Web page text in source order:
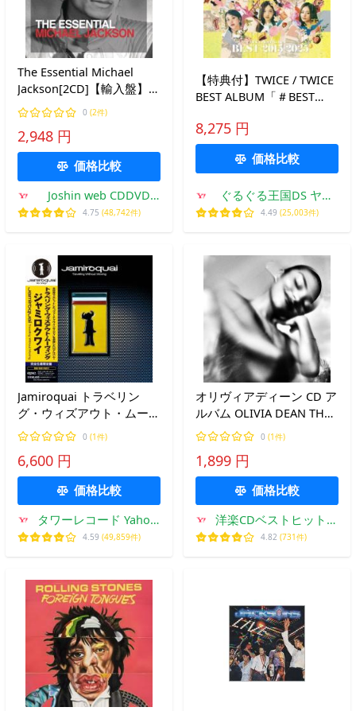
The Essential Michael
Jackson[2CD]【輸入盤】
▼/マイケル・ジャクソン
[CD]【返品種別A】
0 (2件)
2,948 円
価格比較
Joshin web CDDVD
Yahoo!店
4.75 (48,742件)
【特典付】TWICE / TWICE
BEST ALBUM「＃BEST
／4CD＋Blu-ray） (初回仕
様) [CD]
8,275 円
価格比較
ぐるぐる王国DS ヤフ
ー店
4.49 (25,003件)
Jamiroquai トラベリン
グ・ウィズアウト・ムーヴ
ィング＜完全生産限定盤＞
LP
0 (1件)
6,600 円
価格比較
タワーレコード Yahoo!
店
4.59 (49,859件)
オリヴィアディーン CD ア
ルバム OLIVIA DEAN THE
ART OF LOVING 輸入盤 オ
リヴィア・ディーン ジ・
アート・オブ・ラヴィング
0 (1件)
1,899 円
価格比較
洋楽CDベストヒットア
ルバム通販Q
4.82 (731件)